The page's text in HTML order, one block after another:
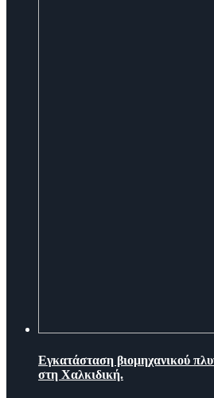
Εγκατάσταση βιομηχανικού
στη Χαλκιδική.